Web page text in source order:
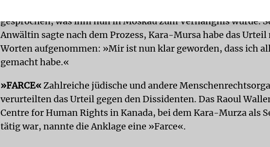
gesprochen, was ihm nun in Moskau zum Verhängnis wurde.
Anwältin sagte nach dem Prozess, Kara-Mursa habe das
Worten aufgenommen: »Mir ist nun klar geworden, dass ich
gemacht habe.«
»FARCE«Zahlreiche jüdische und andere
verurteilten das Urteil gegen den Dissidenten. Das Raoul
Centre for Human Rights in Kanada, bei dem Kara-Murza als
tätig war, nannte die Anklage eine »Farce«.